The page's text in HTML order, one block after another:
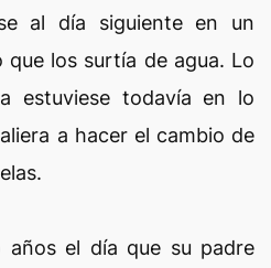
al día siguiente en un
los surtía de agua. Lo
estuviese todavía en lo
a hacer el cambio de
años el día que su padre